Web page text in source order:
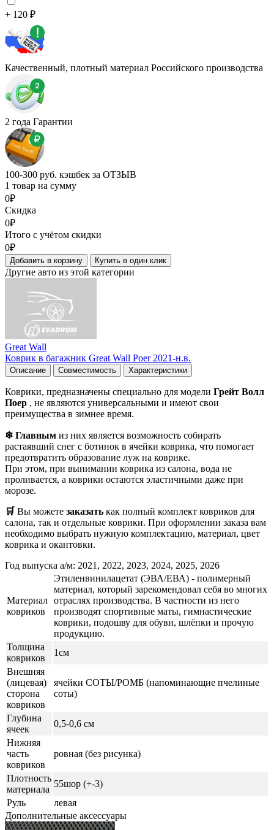
+ 120 ₽
Качественный, плотный материал Российского производства
2 года Гарантии
100-300 руб. кэшбек за ОТЗЫВ
1 товар на сумму
0₽
Скидка
0₽
Итого с учётом скидки
0₽
Добавить в корзину Купить в один клик
Другие авто из этой категории
Great Wall
Коврик в багажник Great Wall Poer 2021-н.в.
Описание Совместимость Характеристики
Коврики, предназначены специально для модели Грейт Волл
Поер , не являются универсальными и имеют свои
преимущества в зимнее время.
❄ Главным из них является возможность собирать
растаявший снег с ботинок в ячейки коврика, что помогает
предотвратить образование луж на коврике.
При этом, при вынимании коврика из салона, вода не
проливается, а коврики остаются эластичными даже при
морозе.
🛒 Вы можете заказать как полный комплект ковриков для
салона, так и отдельные коврики. При оформлении заказа вам
необходимо выбрать нужную комплектацию, материал, цвет
коврика и окантовки.
Год выпуска а/м: 2021, 2022, 2023, 2024, 2025, 2026
Материал
ковриков
Этиленвинилацетат (ЭВА/ЕВА) - полимерный
материал, который зарекомендовал себя во многих
отраслях производства. В частности из него
производят спортивные маты, гимнастические
коврики, подошву для обуви, шлёпки и прочую
продукцию.
Толщина
ковриков
1см
Внешняя
(лицевая)
сторона
ковриков
ячейки СОТЫ/РОМБ (напоминающие пчелиные
соты)
Глубина
ячеек
0,5-0,6 см
Нижняя
часть
ковриков
ровная (без рисунка)
Плотность
материала
55шор (+-3)
Руль
левая
Дополнительные аксессуары